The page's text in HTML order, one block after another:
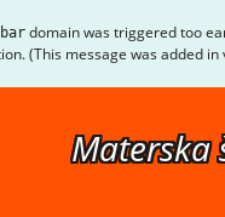
domain was triggered too
(This message was added in
Materska